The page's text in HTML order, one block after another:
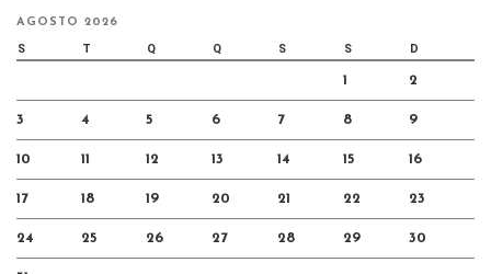
AGOSTO 2026
S T Q Q S S D
1 2
3 4 5 6 7 8 9
10 11 12 13 14 15 16
17 18 19 20 21 22 23
24 25 26 27 28 29 30